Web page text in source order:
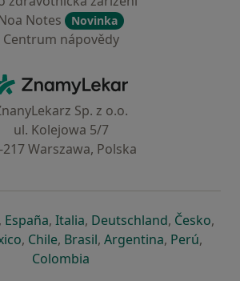
Notes
Novinka
Centrum nápovědy
ZnamyLekar - Hlavní stránka
Sp. z o.o.
ul. Kolejowa 5/7
217 Warszawa, Polska
v nové záložce
otevře v nové záložce
Españase otevře v nové záložce
, Italiase otevře v nové záložce
, Deutschlandse otevře v
, Českose
,
v nové záložce
se otevře v nové záložce
, Chilese otevře v nové záložce
, Brasilse otevře v nové
, Argentinase otevře v
, Perúse
,
Colombia